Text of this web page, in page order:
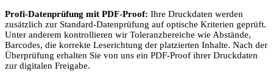
Profi-Datenprüfung mit PDF-Proof: Ihre Druckdaten werden
zusätzlich zur Standard-Datenprüfung auf optische Kriterien geprüft.
Unter anderem kontrollieren wir Toleranzbereiche wie Abstände,
Barcodes, die korrekte Leserichtung der platzierten Inhalte. Nach der
Überprüfung erhalten Sie von uns ein PDF-Proof ihrer Druckdaten
zur digitalen Freigabe.